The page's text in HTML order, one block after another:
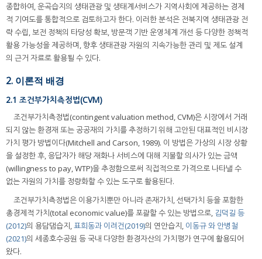
종합하여, 운곡습지의 생태관광 및 생태계서비스가 지역사회에 제공하는 경제
적 기여도를 통합적으로 검토하고자 한다. 이러한 분석은 전북지역 생태관광 전
략 수립, 보전 정책의 타당성 확보, 방문객 기반 운영체계 개선 등 다양한 정책적
활용 가능성을 제공하며, 향후 생태관광 자원의 지속가능한 관리 및 제도 설계
의 근거 자료로 활용될 수 있다.
2. 이론적 배경
2.1 조건부가치측정법(CVM)
조건부가치측정법(contingent valuation method, CVM)은 시장에서 거래
되지 않는 환경재 또는 공공재의 가치를 추정하기 위해 고안된 대표적인 비시장
가치 평가 방법이다(Mitchell and Carson, 1989). 이 방법은 가상의 시장 상황
을 설정한 후, 응답자가 해당 재화나 서비스에 대해 지불할 의사가 있는 금액
(willingness to pay, WTP)을 추정함으로써 직접적으로 가격으로 나타낼 수
없는 자원의 가치를 정량화할 수 있는 도구로 활용된다.
조건부가치측정법은 이용가치뿐만 아니라 존재가치, 선택가치 등을 포함한
총경제적 가치(total economic value)를 포괄할 수 있는 방법으로, 김덕길 등
(2012)의 용담댐습지, 표희동과 이려건(2019)의 연안습지, 이동규 와 안병철
(2021)의 세종호수공원 등 국내 다양한 환경자산의 가치평가 연구에 활용되어
왔다.